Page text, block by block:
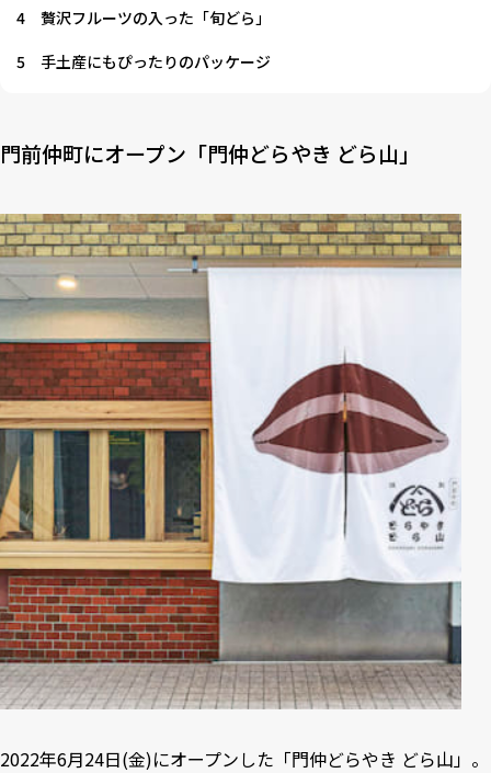
4
贅沢フルーツの入った「旬どら」
5
手土産にもぴったりのパッケージ
門前仲町にオープン「門仲どらやき どら山」
2022年6月24日(金)にオープンした「門仲どらやき どら山」。